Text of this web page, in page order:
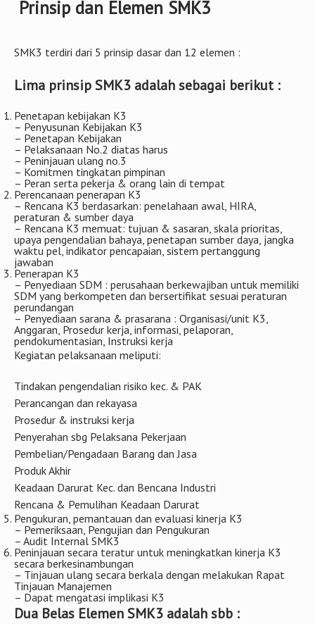
Prinsip dan Elemen SMK3
SMK3 terdiri dari 5 prinsip dasar dan 12 elemen :
Lima prinsip SMK3 adalah sebagai berikut :
Penetapan kebijakan K3
– Penyusunan Kebijakan K3
– Penetapan Kebijakan
– Pelaksanaan No.2 diatas harus
– Peninjauan ulang no.3
– Komitmen tingkatan pimpinan
– Peran serta pekerja & orang lain di tempat
Perencanaan penerapan K3
– Rencana K3 berdasarkan: penelahaan awal, HIRA,
peraturan & sumber daya
– Rencana K3 memuat: tujuan & sasaran, skala prioritas,
upaya pengendalian bahaya, penetapan sumber daya, jangka
waktu pel, indikator pencapaian, sistem pertanggung
jawaban
Penerapan K3
– Penyediaan SDM : perusahaan berkewajiban untuk memiliki
SDM yang berkompeten dan bersertifikat sesuai peraturan
perundangan
– Penyediaan sarana & prasarana : Organisasi/unit K3,
Anggaran, Prosedur kerja, informasi, pelaporan,
pendokumentasian, Instruksi kerja
Kegiatan pelaksanaan meliputi:
Tindakan pengendalian risiko kec. & PAK
Perancangan dan rekayasa
Prosedur & instruksi kerja
Penyerahan sbg Pelaksana Pekerjaan
Pembelian/Pengadaan Barang dan Jasa
Produk Akhir
Keadaan Darurat Kec. dan Bencana Industri
Rencana & Pemulihan Keadaan Darurat
Pengukuran, pemantauan dan evaluasi kinerja K3
– Pemeriksaan, Pengujian dan Pengukuran
– Audit Internal SMK3
Peninjauan secara teratur untuk meningkatkan kinerja K3
secara berkesinambungan
– Tinjauan ulang secara berkala dengan melakukan Rapat
Tinjauan Manajemen
– Dapat mengatasi implikasi K3
Dua Belas Elemen SMK3 adalah sbb :